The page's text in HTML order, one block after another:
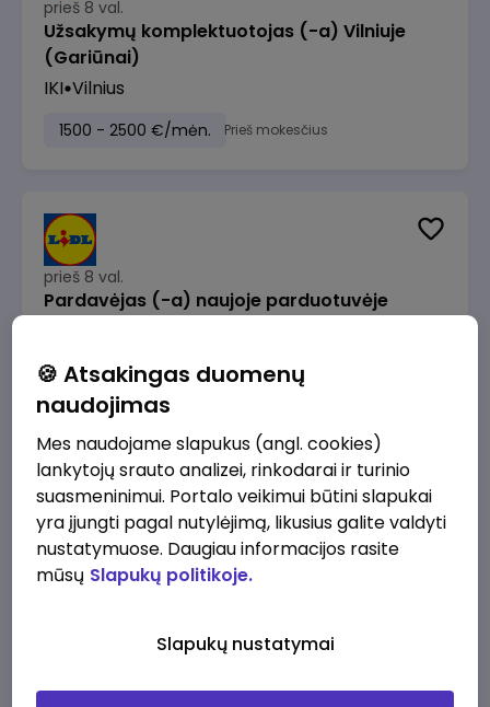
prieš 8 val.
Užsakymų komplektuotojas (-a) Vilniuje
(Gariūnai)
IKI Vilnius
1500 - 2500 €/mėn. Prieš mokesčius
prieš 8 val.
Pardavėjas (-a) naujoje parduotuvėje
1715 - 2170 €/mėn.
prieš 8 val.
Darbo užmokesčio buhalteris(ė)
3000 - 3650 €/mėn. Prieš mokesčius
🍪 Atsakingas duomenų
naudojimas
Mes naudojame slapukus (angl. cookies)
lankytojų srauto analizei, rinkodarai ir turinio
suasmeninimui. Portalo veikimui būtini slapukai
yra įjungti pagal nutylėjimą, likusius galite valdyti
nustatymuose. Daugiau informacijos rasite
mūsų Slapukų politikoje.
Slapukų nustatymai